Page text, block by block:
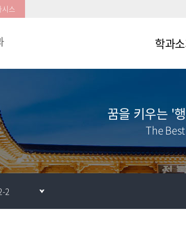
시스
학과
메뉴1-2
꿈을 키우는 '
The
2